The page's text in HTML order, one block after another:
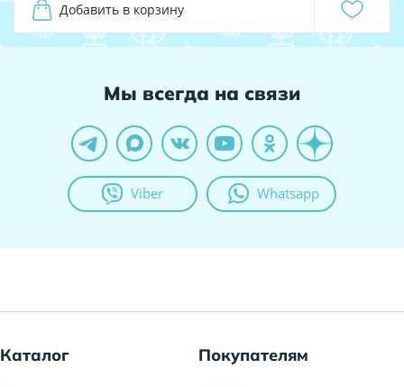
Добавить в корзину
Мы всегда на связи
Viber Whatsapp
Каталог Покупателям